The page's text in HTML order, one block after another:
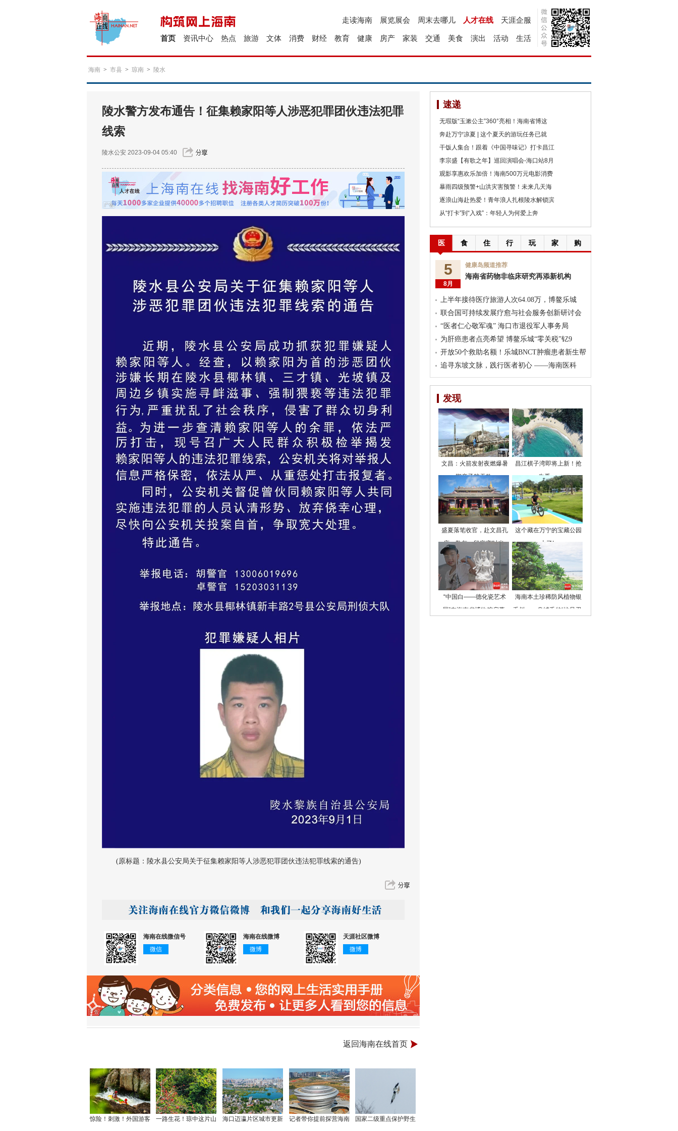
天涯企服
人才在线
周末去哪儿
展览展会
走读海南
生活
活动
演出
美食
交通
家装
房产
健康
教育
财经
消费
文体
旅游
热点
资讯中心
首页
海南 > 市县 > 琼南 > 陵水
陵水警方发布通告！征集赖家阳等人涉恶犯罪团伙违法犯罪
线索
陵水公安 2023-09-04 05:40
(原标题：陵水县公安局关于征集赖家阳等人涉恶犯罪团伙违法犯罪线索的通告)
海南在线微信号
微信
海南在线微博
微博
天涯社区微博
微博
返回海南在线首页
惊险！刺激！外国游客 一路生花！琼中这片山 海口迈瀛片区城市更新 记者带你提前探营海南 国家二级重点保护野生
速递
无瑕版“玉漱公主”360°亮相！海南省博这
奔赴万宁凉夏 | 这个夏天的游玩任务已就
干饭人集合！跟着《中国寻味记》打卡昌江
李宗盛【有歌之年】巡回演唱会-海口站8月
观影享惠欢乐加倍！海南500万元电影消费
暴雨四级预警+山洪灾害预警！未来几天海
逐浪山海赴热爱！青年浪人扎根陵水解锁滨
从“打卡”到“入戏”：年轻人为何爱上奔
医 食 住 行 玩 家 购
5
8月
健康岛频道推荐
海南省药物非临床研究再添新机构
上半年接待医疗旅游人次64.08万，博鳌乐城
联合国可持续发展疗愈与社会服务创新研讨会
“医者仁心敬军魂” 海口市退役军人事务局
为肝癌患者点亮希望 博鳌乐城“零关税”钇9
开放50个救助名额！乐城BNCT肿瘤患者新生帮
追寻东坡文脉，践行医者初心 ——海南医科
发现
文昌：火箭发射夜燃爆暑
期亲子航天热
昌江棋子湾即将上新！抢
先看→
盛夏落笔收官，赴文昌孔
庙，敬每一段寒窗时光
这个藏在万宁的宝藏公园
火了!
“中国白——德化瓷艺术
展”在海南省博物馆启幕
海南本土珍稀防风植物银
毛树：一身绒毛的“抗风卫